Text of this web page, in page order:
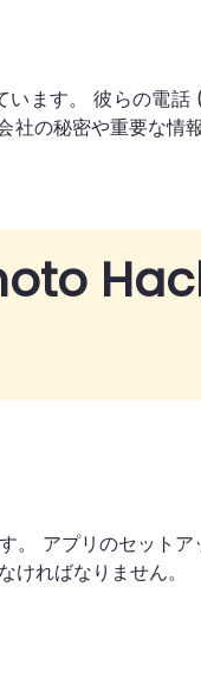
ます。 彼らの電
社の秘密や重要な情
。 アプリのセット
ればなりません。